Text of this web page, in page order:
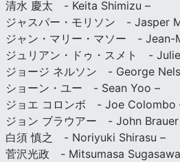
清水 慶太 - Keita Shimizu –
ジャスパー・モリソン - Jasper
ジャン・マリー・マソー - Jean-
ジュリアン・ドゥ・スメト -
ジョージ ネルソン - George
ショーン・ユー - Sean Yoo –
ジョエ コロンボ - Joe Colombo
ジョン ブラウアー - John
白須 慎之 - Noriyuki Shirasu –
菅沢光政 - Mitsumasa